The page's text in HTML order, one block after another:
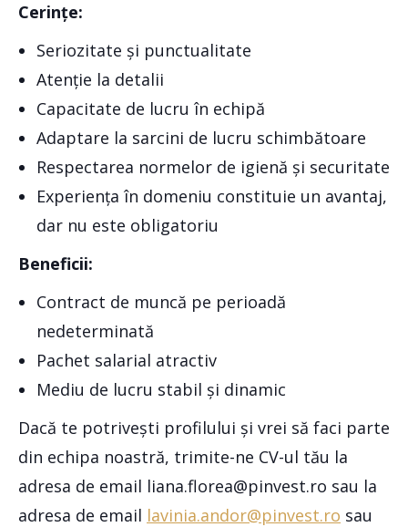
Cerințe:
Seriozitate și punctualitate
Atenție la detalii
Capacitate de lucru în echipă
Adaptare la sarcini de lucru schimbătoare
Respectarea normelor de igienă și securitate
Experiența în domeniu constituie un avantaj,
dar nu este obligatoriu
Beneficii:
Contract de muncă pe perioadă
nedeterminată
Pachet salarial atractiv
Mediu de lucru stabil și dinamic
Dacă te potrivești profilului și vrei să faci parte
din echipa noastră, trimite-ne CV-ul tău la
adresa de email liana.florea@pinvest.ro sau la
adresa de email lavinia.andor@pinvest.ro sau